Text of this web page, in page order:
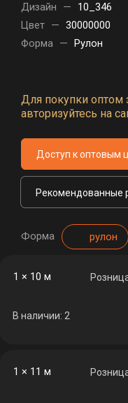
Дизайн —
10_346
Цвет — 30000000
Форма — Рулон
Для покупки оптом
авторизуйтесь на
Доступ к оптовым
Рекомендованные
Форма рулон
1 × 10 м
В наличии: 2
1 × 11 м